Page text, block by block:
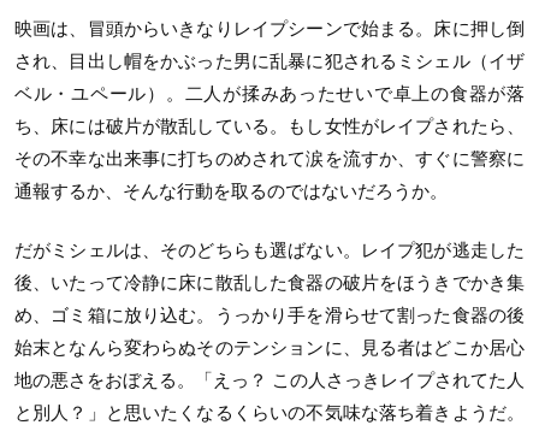
映画は、冒頭からいきなりレイプシーンで始まる。床に押し倒
され、目出し帽をかぶった男に乱暴に犯されるミシェル（イザ
ベル・ユペール）。二人が揉みあったせいで卓上の食器が落
ち、床には破片が散乱している。もし女性がレイプされたら、
その不幸な出来事に打ちのめされて涙を流すか、すぐに警察に
通報するか、そんな行動を取るのではないだろうか。
だがミシェルは、そのどちらも選ばない。レイプ犯が逃走した
後、いたって冷静に床に散乱した食器の破片をほうきでかき集
め、ゴミ箱に放り込む。うっかり手を滑らせて割った食器の後
始末となんら変わらぬそのテンションに、見る者はどこか居心
地の悪さをおぼえる。「えっ？ この人さっきレイプされてた人
と別人？」と思いたくなるくらいの不気味な落ち着きようだ。